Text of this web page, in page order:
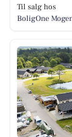
Til salg hos
BoligOne